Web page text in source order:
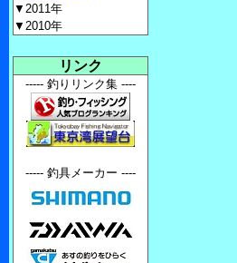
▼2011年
▼2010年
リンク
----- 釣りリンク集 ----
----- 釣具メーカー ----